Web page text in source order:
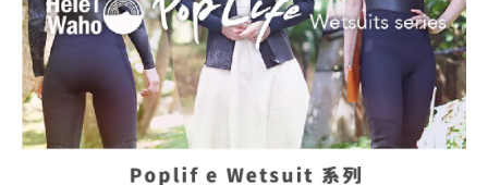
【MYSTIC】潮流T恤 舒適涼感 土耳其棉
NT$ 899
NT$ 1,080
-